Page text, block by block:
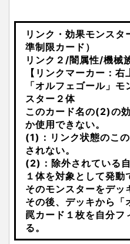
リンク・効果モンス
準制限カード）
リンク２/闇属性/機械
【リンクマーカー：右
「オルフェゴール」
スター２体
このカード名の(2)の
か使用できない。
(1)：リンク状態のこ
されない。
(2)：除外されている
１体を対象として発動
そのモンスターをデッ
その後、デッキから「
罠カード１枚を自分フ
る。